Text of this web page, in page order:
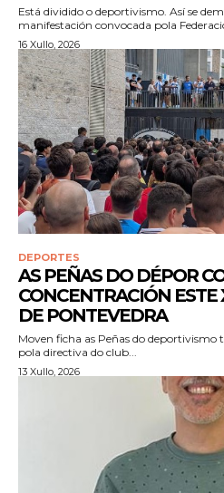
Está dividido o deportivismo. Así se
manifestación convocada pola
16 Xullo, 2026
DEPORTES
AS PEÑAS DO DÉPOR
CONCENTRACIÓN ESTE
DE PONTEVEDRA
Moven ficha as Peñas do
pola directiva do club...
13 Xullo, 2026